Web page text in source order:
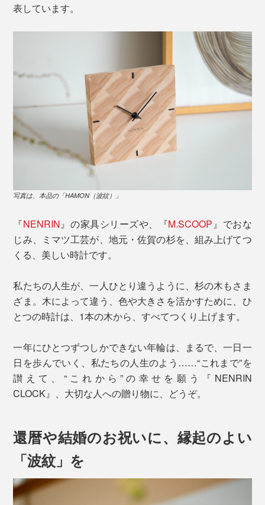
表しています。
写真は、本品の「HAMON（波紋）」
『NENRIN』の家具シリーズや、『M.SCOOP』でおな
じみ、ミマツ工芸が、地元・佐賀の杉を、組み上げてつ
くる、美しい時計です。
私たちの人生が、一人ひとり違うように、杉の木もさま
ざま。木によって違う、色や大きさを活かすために、ひ
とつの時計は、1本の木から、すべてつくり上げます。
一年にひとつずつしかできない年輪は、まるで、一日一
日を歩んでいく、私たちの人生のよう……“これまで”を
讃えて、“これから”の幸せを願う『NENRIN
CLOCK』、大切な人への贈り物に、どうぞ。
還暦や結婚のお祝いに、縁起のよい
「波紋」を